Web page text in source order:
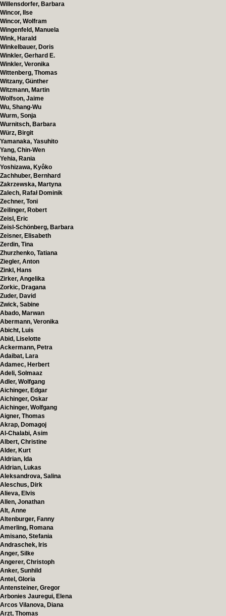
Willensdorfer, Barbara
Wincor, Ilse
Wincor, Wolfram
Wingenfeld, Manuela
Wink, Harald
Winkelbauer, Doris
Winkler, Gerhard E.
Winkler, Veronika
Wittenberg, Thomas
Witzany, Günther
Witzmann, Martin
Wolfson, Jaime
Wu, Shang-Wu
Wurm, Sonja
Wurnitsch, Barbara
Würz, Birgit
Yamanaka, Yasuhito
Yang, Chin-Wen
Yehia, Rania
Yoshizawa, Kyôko
Zachhuber, Bernhard
Zakrzewska, Martyna
Zalech, Rafał Dominik
Zechner, Toni
Zeilinger, Robert
Zeisl, Eric
Zeisl-Schönberg, Barbara
Zeisner, Elisabeth
Zerdin, Tina
Zhurzhenko, Tatiana
Ziegler, Anton
Zinkl, Hans
Zirker, Angelika
Zorkic, Dragana
Zuder, David
Zwick, Sabine
Abado, Marwan
Abermann, Veronika
Abicht, Luis
Abid, Liselotte
Ackermann, Petra
Adaibat, Lara
Adamec, Herbert
Adeli, Solmaaz
Adler, Wolfgang
Aichinger, Edgar
Aichinger, Oskar
Aichinger, Wolfgang
Aigner, Thomas
Akrap, Domagoj
Al-Chalabi, Asim
Albert, Christine
Alder, Kurt
Aldrian, Ida
Aldrian, Lukas
Aleksandrova, Salina
Aleschus, Dirk
Alieva, Elvis
Allen, Jonathan
Alt, Anne
Altenburger, Fanny
Amerling, Romana
Amisano, Stefania
Andraschek, Iris
Anger, Silke
Angerer, Christoph
Anker, Sunhild
Antel, Gloria
Antensteiner, Gregor
Arbonies Jauregui, Elena
Arcos Vilanova, Diana
Arzt, Thomas